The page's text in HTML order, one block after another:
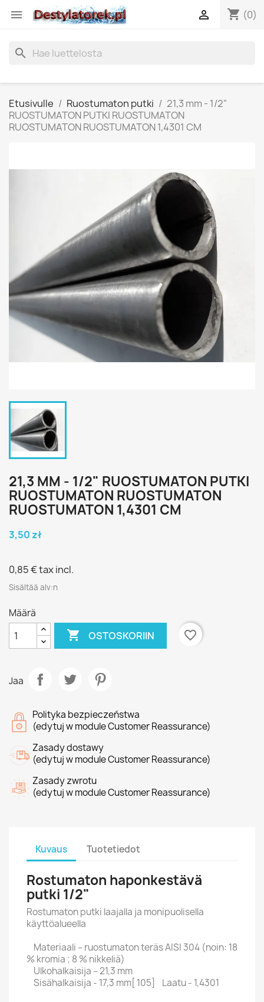
 shopping_cart (0)

search
Etusivulle Ruostumaton putki
21,3 mm - 1/2"
RUOSTUMATON PUTKI RUOSTUMATON
RUOSTUMATON RUOSTUMATON 1,4301 CM
21,3 MM - 1/2" RUOSTUMATON PUTKI
RUOSTUMATON RUOSTUMATON
RUOSTUMATON 1,4301 CM
3,50 zł
0,85 €tax incl.
Sisältää alv:n
Määrä
 OSTOSKORIIN favorite_border
Jaa
Polityka bezpieczeństwa
(edytuj w module Customer Reassurance)
Zasady dostawy
(edytuj w module Customer Reassurance)
Zasady zwrotu
(edytuj w module Customer Reassurance)
Kuvaus Tuotetiedot
Rostumaton haponkestävä
putki 1/2"
Rostumaton putki laajalla ja monipuolisella
käyttöalueella
Materiaali – ruostumaton teräs AISI 304 (noin: 18
% kromia ; 8 % nikkeliä)
Ulkohalkaisija – 21,3 mm
Sisähalkaisija - 17,3 mm[ 105] Laatu - 1,4301